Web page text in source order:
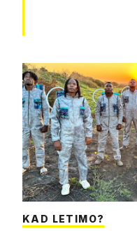
KAD LETIMO?